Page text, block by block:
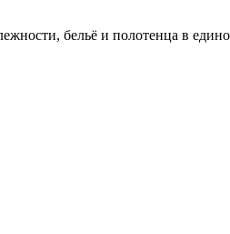
бельё и полотенца в